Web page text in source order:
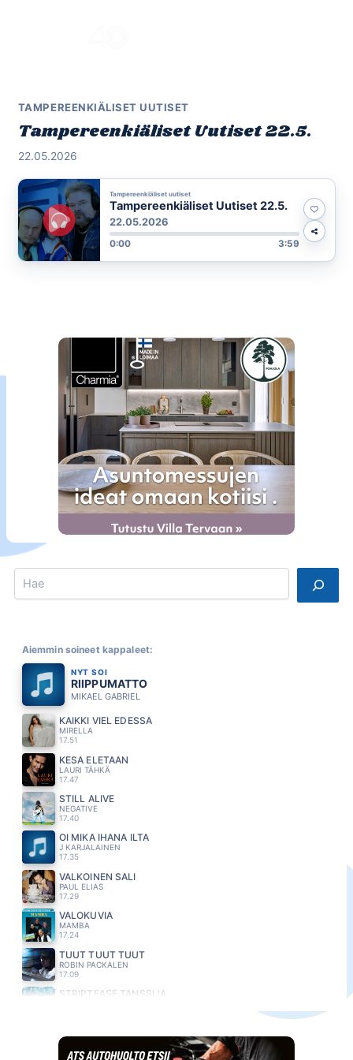
TAMPEREENKIÄLISET UUTISET
Tampereenkiäliset Uutiset 22.5.
22.05.2026
Tampereenkiäliset uutiset
Tampereenkiäliset Uutiset 22.5.
22.05.2026
0:00 3:59
Search
Aiemmin soineet kappaleet:
NYT SOI
RIIPPUMATTO
MIKAEL GABRIEL
KAIKKI VIEL EDESSÄ
MIRELLA
17.51
KESÄ ELETÄÄN
LAURI TÄHKÄ
17.47
STILL ALIVE
NEGATIVE
17.40
OI MIKÄ IHANA ILTA
J KARJALAINEN
17.35
VALKOINEN SALI
PAUL ELIAS
17.29
VALOKUVIA
MAMBA
17.24
TUUT TUUT TUUT
ROBIN PACKALEN
17.09
STRIPTEASE TANSSIJA
MATTI ESKO
17.02